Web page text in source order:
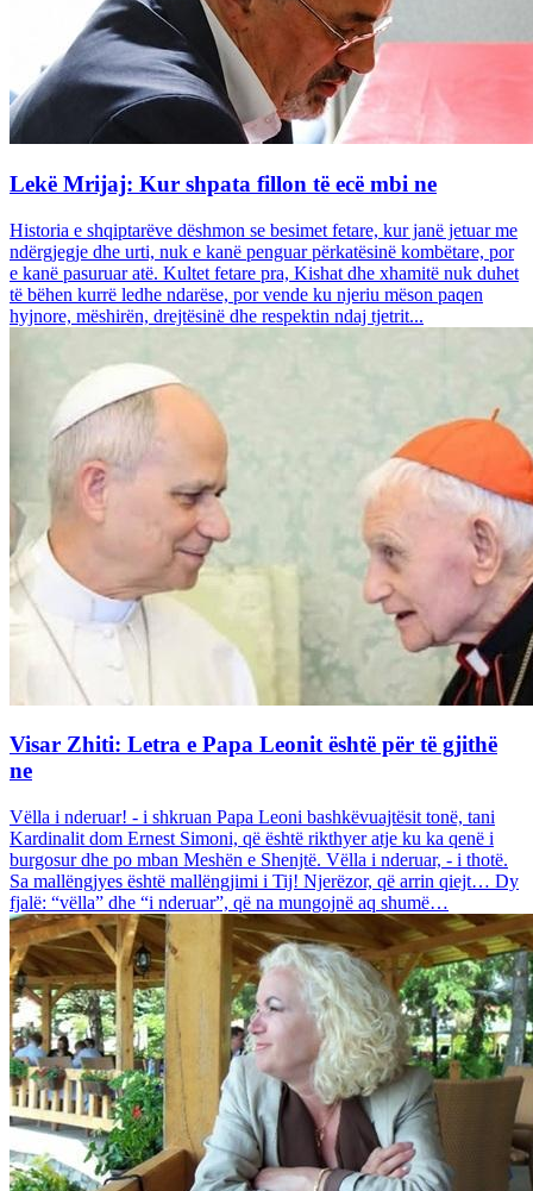
Lekë Mrijaj: Kur shpata fillon të ecë mbi ne
Historia e shqiptarëve dëshmon se besimet fetare, kur janë jetuar me
ndërgjegje dhe urti, nuk e kanë penguar përkatësinë kombëtare, por
e kanë pasuruar atë. Kultet fetare pra, Kishat dhe xhamitë nuk duhet
të bëhen kurrë ledhe ndarëse, por vende ku njeriu mëson paqen
hyjnore, mëshirën, drejtësinë dhe respektin ndaj tjetrit...
Visar Zhiti: Letra e Papa Leonit është për të gjithë
ne
Vëlla i nderuar! - i shkruan Papa Leoni bashkëvuajtësit tonë, tani
Kardinalit dom Ernest Simoni, që është rikthyer atje ku ka qenë i
burgosur dhe po mban Meshën e Shenjtë. Vëlla i nderuar, - i thotë.
Sa mallëngjyes është mallëngjimi i Tij! Njerëzor, që arrin qiejt… Dy
fjalë: “vëlla” dhe “i nderuar”, që na mungojnë aq shumë…